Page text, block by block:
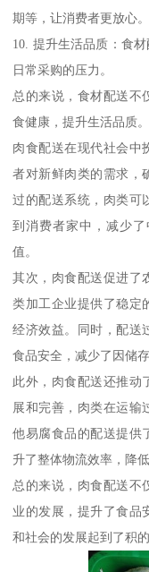
期等，让消费者更放心。
10. 提升生活品质：食
日常采购的压力。
总的来说，食材配送不
食健康，提升生活品质。
肉食配送在现代社会中
者对新鲜肉类的需求，
过的配送系统，肉类可
到消费者家中，减少
值。
其次，肉食配送促进了
类加工企业提供了稳定
经济效益。同时，配送
食品安全，减少了因储
此外，肉食配送还推动
展和完善，肉类在运输
他易腐食品的配送提供
升了整体物流效率，降
总的来说，肉食配送不
业的发展，提升了食品
和社会的发展起到了积的